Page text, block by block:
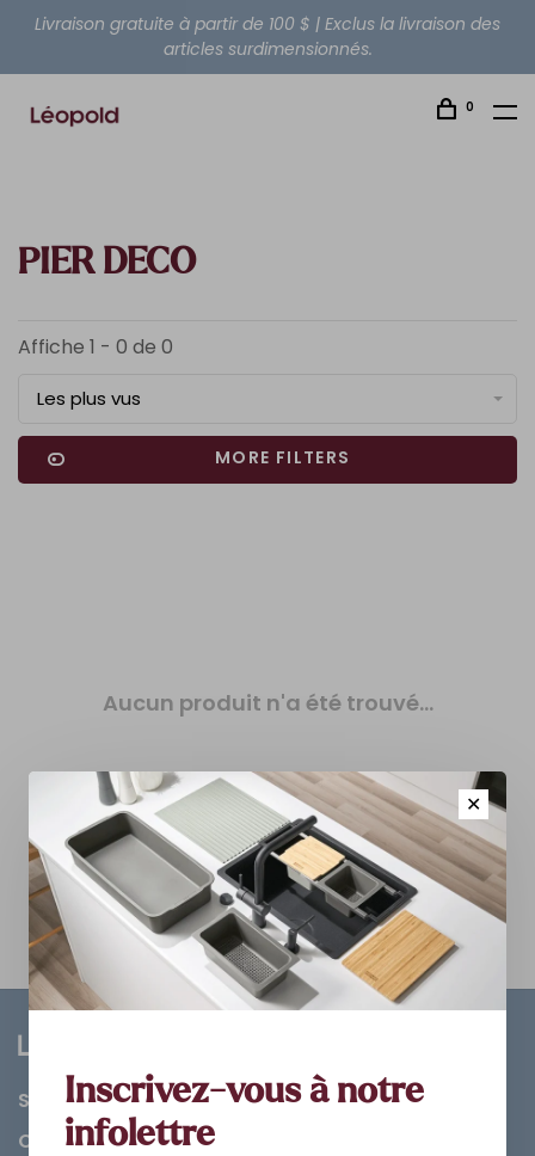
Livraison gratuite à partir de 100 $ | Exclus la livraison des
articles surdimensionnés.
0
PIER DECO
Affiche 1 - 0 de 0
Les plus vus
MORE FILTERS
Aucun produit n'a été trouvé...
Salle de bain
Cuisine
✕
Inscrivez-vous à notre
infolettre